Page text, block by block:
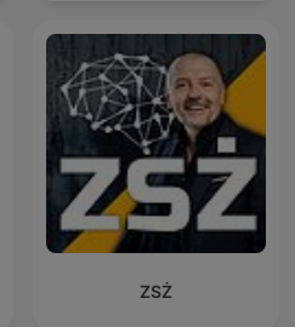
ZSŻ